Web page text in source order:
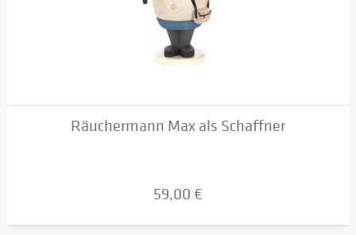
Räuchermann Max als Schaffner
59,00 €